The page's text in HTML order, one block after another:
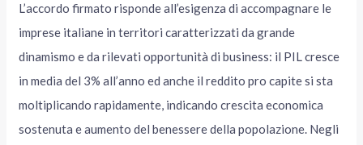
L’accordo firmato risponde all’esigenza di accompagnare le
imprese italiane in territori caratterizzati da grande
dinamismo e da rilevati opportunità di business: il PIL cresce
in media del 3% all’anno ed anche il reddito pro capite si sta
moltiplicando rapidamente, indicando crescita economica
sostenuta e aumento del benessere della popolazione. Negli